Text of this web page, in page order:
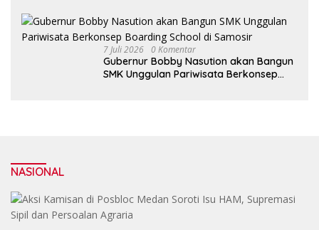
7 Juli 2026 0 Komentar
Gubernur Bobby Nasution akan Bangun
SMK Unggulan Pariwisata Berkonsep
NASIONAL